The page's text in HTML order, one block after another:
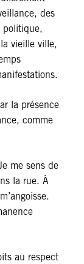
des
politique,
vieille ville,
la présence
comme
me sens de
la rue. À
au respect